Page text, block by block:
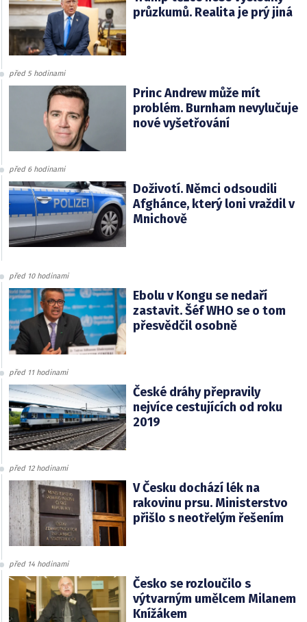
průzkumů. Realita je prý jiná
před 5 hodinami
Princ Andrew může mít
problém. Burnham nevylučuje
nové vyšetřování
před 6 hodinami
Doživotí. Němci odsoudili
Afghánce, který loni vraždil v
Mnichově
před 10 hodinami
Ebolu v Kongu se nedaří
zastavit. Šéf WHO se o tom
přesvědčil osobně
před 11 hodinami
České dráhy přepravily
nejvíce cestujících od roku
2019
před 12 hodinami
V Česku dochází lék na
rakovinu prsu. Ministerstvo
přišlo s neotřelým řešením
před 14 hodinami
Česko se rozloučilo s
výtvarným umělcem Milanem
Knížákem